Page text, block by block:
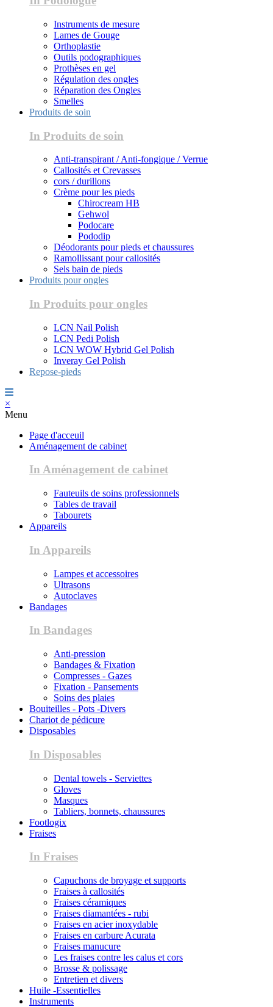
Instruments de mesure
Lames de Gouge
Orthoplastie
Outils podographiques
Prothèses en gel
Régulation des ongles
Réparation des Ongles
Smelles
Produits de soin
In Produits de soin
Anti-transpirant / Anti-fongique / Verrue
Callosités et Crevasses
cors / durillons
Crème pour les pieds
Chirocream HB
Gehwol
Podocare
Pododip
Déodorants pour pieds et chaussures
Ramollissant pour callosités
Sels bain de pieds
Produits pour ongles
In Produits pour ongles
LCN Nail Polish
LCN Pedi Polish
LCN WOW Hybrid Gel Polish
Inveray Gel Polish
Repose-pieds
×
Menu
Page d'acceuil
Aménagement de cabinet
In Aménagement de cabinet
Fauteuils de soins professionnels
Tables de travail
Tabourets
Appareils
In Appareils
Lampes et accessoires
Ultrasons
Autoclaves
Bandages
In Bandages
Anti-pression
Bandages & Fixation
Compresses - Gazes
Fixation - Pansements
Soins des plaies
Bouiteilles - Pots -Divers
Chariot de pédicure
Disposables
In Disposables
Dental towels - Serviettes
Gloves
Masques
Tabliers, bonnets, chaussures
Footlogix
Fraises
In Fraises
Capuchons de broyage et supports
Fraises à callosités
Fraises céramiques
Fraises diamantées - rubi
Fraises en acier inoxydable
Fraises en carbure Acurata
Fraises manucure
Les fraises contre les calus et cors
Brosse & polissage
Entretien et divers
Huile -Essentielles
Instruments